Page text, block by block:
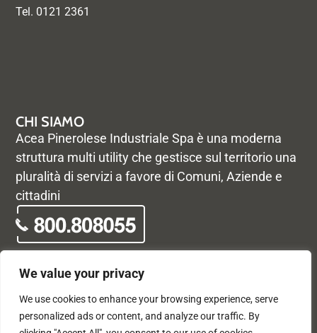
We value your privacy
We use cookies to enhance your browsing experience, serve
personalized ads or content, and analyze our traffic. By
CHI SIAMO
Acea Pinerolese Industriale Spa è una moderna
struttura multi utility che gestisce sul territorio una
pluralità di servizi a favore di Comuni, Aziende e
cittadini
Tel. 0121 2361
© Acea Pinerolese Industriale S.p.a. – Tutti i diritti riservati. Via
Vigone 42 - 10064 Pinerolo - P. Iva e Registro delle imprese di